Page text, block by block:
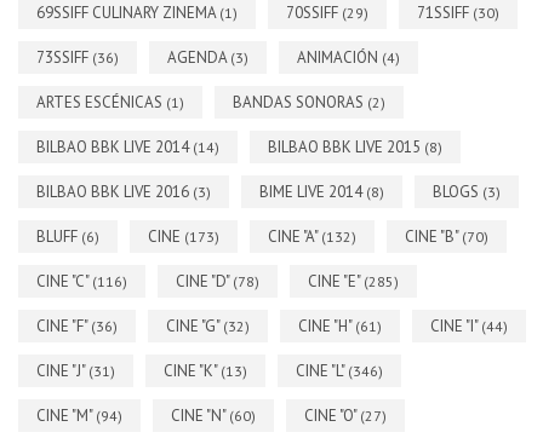
69SSIFF CULINARY ZINEMA (1) 70SSIFF (29) 71SSIFF (30)
73SSIFF (36) AGENDA (3) ANIMACIÓN (4)
ARTES ESCÉNICAS (1) BANDAS SONORAS (2)
BILBAO BBK LIVE 2014 (14) BILBAO BBK LIVE 2015 (8)
BILBAO BBK LIVE 2016 (3) BIME LIVE 2014 (8) BLOGS (3)
BLUFF (6) CINE (173) CINE "A" (132) CINE "B" (70)
CINE "C" (116) CINE "D" (78) CINE "E" (285)
CINE "F" (36) CINE "G" (32) CINE "H" (61) CINE "I" (44)
CINE "J" (31) CINE "K" (13) CINE "L" (346)
CINE "M" (94) CINE "N" (60) CINE "O" (27)